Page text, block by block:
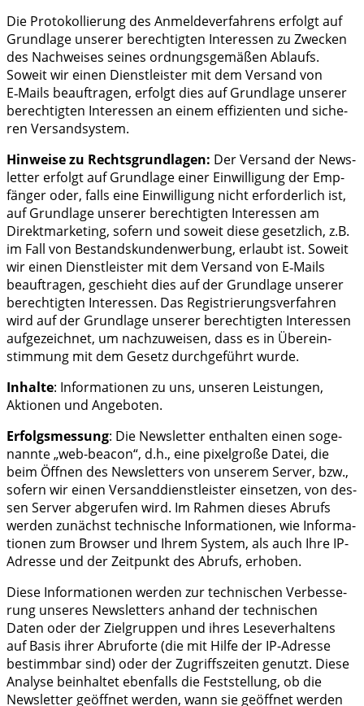
Die Pro­to­kol­lie­rung des Anmel­de­ver­fah­rens erfolgt auf
Grund­la­ge unse­rer berech­tig­ten Inter­es­sen zu Zwe­cken
des Nach­wei­ses sei­nes ord­nungs­ge­mä­ßen Ablaufs.
Soweit wir einen Dienst­leis­ter mit dem Ver­sand von
E‑Mails beauf­tra­gen, erfolgt dies auf Grund­la­ge unse­rer
berech­tig­ten Inter­es­sen an einem effi­zi­en­ten und siche­
ren Versandsystem.
Hin­wei­se zu Rechts­grund­la­gen: Der Ver­sand der News­
let­ter erfolgt auf Grund­la­ge einer Ein­wil­li­gung der Emp­
fän­ger oder, falls eine Ein­wil­li­gung nicht erfor­der­lich ist,
auf Grund­la­ge unse­rer berech­tig­ten Inter­es­sen am
Direkt­mar­ke­ting, sofern und soweit die­se gesetz­lich, z.B.
im Fall von Bestands­kun­den­wer­bung, erlaubt ist. Soweit
wir einen Dienst­leis­ter mit dem Ver­sand von E‑Mails
beauf­tra­gen, geschieht dies auf der Grund­la­ge unse­rer
berech­tig­ten Inter­es­sen. Das Regis­trie­rungs­ver­fah­ren
wird auf der Grund­la­ge unse­rer berech­tig­ten Inter­es­sen
auf­ge­zeich­net, um nach­zu­wei­sen, dass es in Über­ein­
stim­mung mit dem Gesetz durch­ge­führt wurde.
Inhal­te: Infor­ma­tio­nen zu uns, unse­ren Leis­tun­gen,
Aktio­nen und Angeboten.
Erfolgs­mes­sung: Die News­let­ter ent­hal­ten einen soge­
nann­te „web-bea­con“, d.h., eine pixel­gro­ße Datei, die
beim Öff­nen des News­let­ters von unse­rem Ser­ver, bzw.,
sofern wir einen Ver­sand­dienst­leis­ter ein­set­zen, von des­
sen Ser­ver abge­ru­fen wird. Im Rah­men die­ses Abrufs
wer­den zunächst tech­ni­sche Infor­ma­tio­nen, wie Infor­ma­
tio­nen zum Brow­ser und Ihrem Sys­tem, als auch Ihre IP-
Adres­se und der Zeit­punkt des Abrufs, erhoben.
Die­se Infor­ma­tio­nen wer­den zur tech­ni­schen Ver­bes­se­
rung unse­res News­let­ters anhand der tech­ni­schen
Daten oder der Ziel­grup­pen und ihres Lese­ver­hal­tens
auf Basis ihrer Abruf­or­te (die mit Hil­fe der IP-Adres­se
bestimm­bar sind) oder der Zugriffs­zei­ten genutzt. Die­se
Ana­ly­se beinhal­tet eben­falls die Fest­stel­lung, ob die
News­let­ter geöff­net wer­den, wann sie geöff­net wer­den